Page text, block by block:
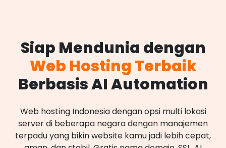
Siap Mendunia dengan
Web Hosting Terbaik
Berbasis AI Automation
Web hosting Indonesia dengan opsi multi lokasi
server di beberapa negara dengan manajemen
terpadu yang bikin website kamu jadi lebih cepat,